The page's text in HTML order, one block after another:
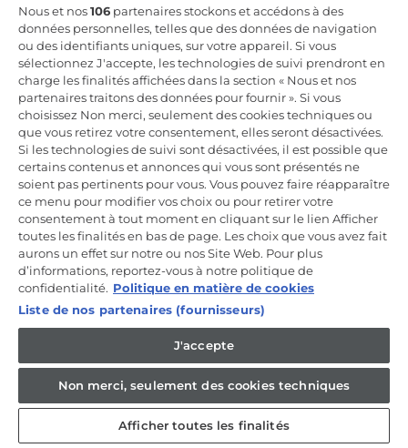
Incrivez-vous à la newsletter
Inscrivez-vous et recevez -10% sur votre
première commande
CANDY HOOVER GROUP S.r.I. - Associé unique - SIÈGE SOCIAL :
Via Comolli, 57 - 20861 Brugherio (MB) - Italie - SIÈGES
ADMINISTRATIFS : Via Privata Eden Fumagalli snc - 20861
Brugherio (MB) et Via Trento n. 20/A-22 - 20871 Vimercate (MB) -
Italie - Tél. : +39.039.2086.1 - Fax : +39.039.2086.237 - Capital social
35 000 000,00 € iv - Cod. Code fiscal et numéro d'inscription au
registre du commerce de Milan-Monza-Brianza-Lodi 04666310158 -
Autorisation IT AEOF 211870 - Société soumise aux activités de
gestion et de coordination de Candy S.p.A.
FR / Français
Nous et nos106 partenaires stockons et accédons à des
données personnelles, telles que des données de navigation
ou des identifiants uniques, sur votre appareil. Si vous
sélectionnez J'accepte, les technologies de suivi prendront en
charge les finalités affichées dans la section « Nous et nos
partenaires traitons des données pour fournir ». Si vous
choisissez Non merci, seulement des cookies techniques ou
que vous retirez votre consentement, elles seront désactivées.
Si les technologies de suivi sont désactivées, il est possible que
certains contenus et annonces qui vous sont présentés ne
soient pas pertinents pour vous. Vous pouvez faire réapparaître
ce menu pour modifier vos choix ou pour retirer votre
consentement à tout moment en cliquant sur le lien Afficher
toutes les finalités en bas de page. Les choix que vous avez fait
aurons un effet sur notre ou nos Site Web. Pour plus
d’informations, reportez-vous à notre politique de
confidentialité. Politique en matière de cookies
Liste de nos partenaires (fournisseurs)
J'accepte
Non merci, seulement des cookies techniques
Afficher toutes les finalités